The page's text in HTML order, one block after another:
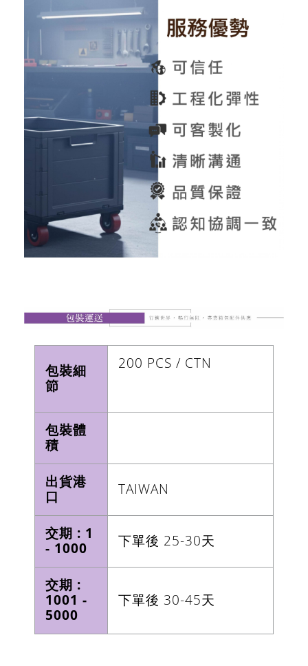
包裝細
節
200 PCS / CTN
包裝體
積
出貨港
口
TAIWAN
交期 : 1
- 1000
下單後 25-30天
交期 :
1001 -
5000
下單後 30-45天